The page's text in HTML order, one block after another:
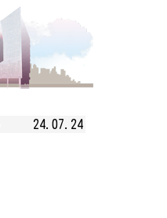
24.07.24